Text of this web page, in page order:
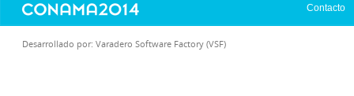
Contacto
Desarrollado por: Varadero Software Factory (VSF)